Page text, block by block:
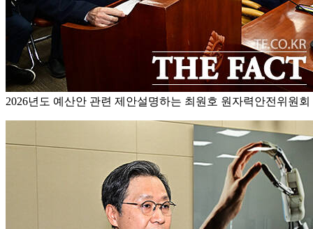
2026년도 예산안 관련 제안설명하는 최원호 원자력안전위원회